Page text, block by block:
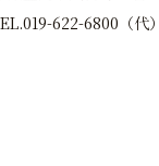
622-6800（代）